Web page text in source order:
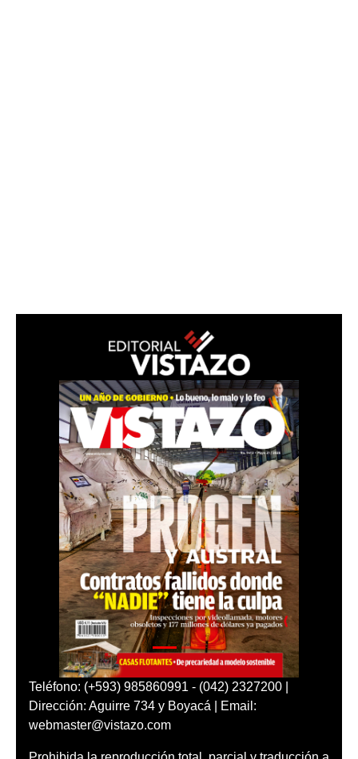
Teléfono: (+593) 985860991 - (042) 2327200 |
Dirección: Aguirre 734 y Boyacá | Email:
webmaster@vistazo.com